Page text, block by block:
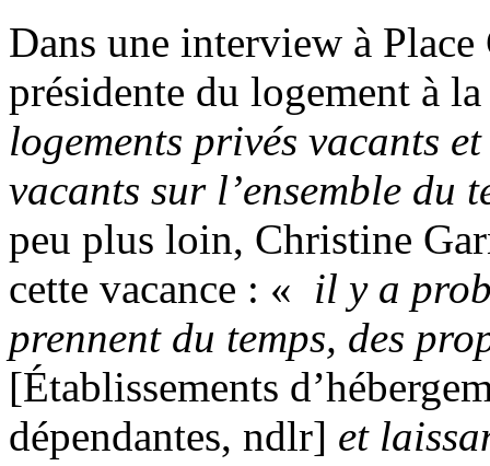
Dans une interview à
présidente du logement à
logements privés vacants
vacants sur l’ensemble
peu plus loin, Christine
cette vacance : « il y a
prennent du temps, des
[Établissements
dépendantes, ndlr] et